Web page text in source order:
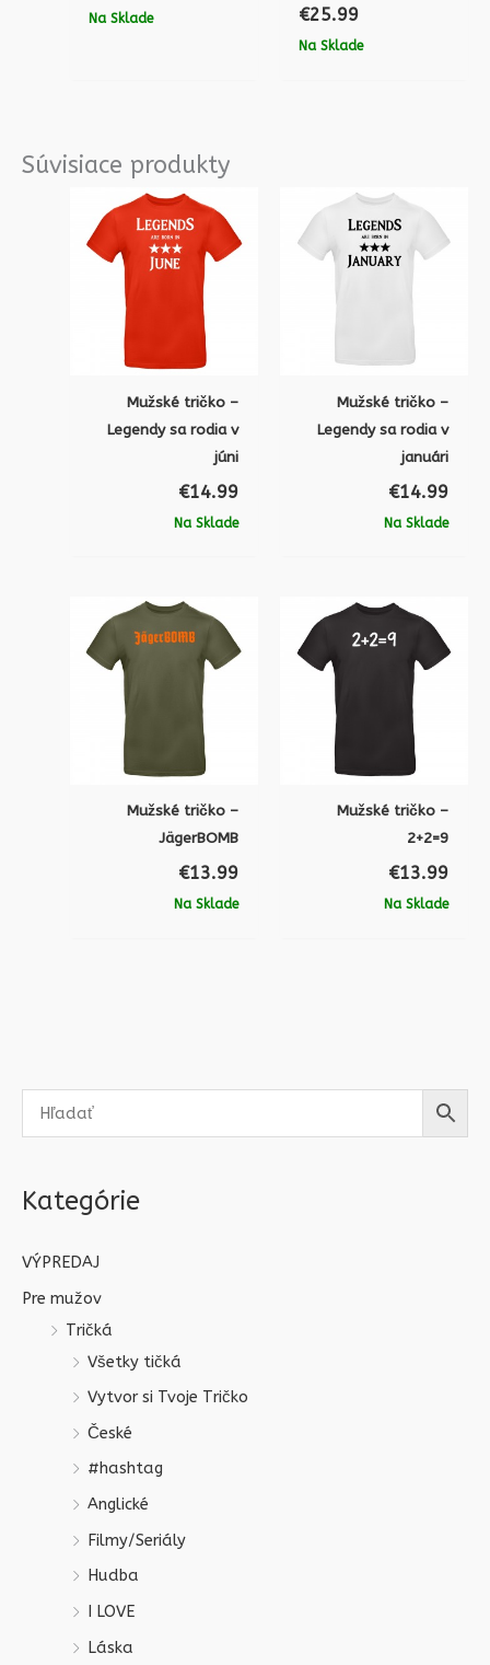
Kategórie
VÝPREDAJ
Pre mužov
Tričká
Všetky tičká
Vytvor si Tvoje Tričko
České
#hashtag
Anglické
Filmy/Seriály
Hudba
I LOVE
Láska
Na Sklade €25.99
Na Sklade
Súvisiace produkty
Mužské tričko –
Legendy sa rodia v
júni
€14.99
Na Sklade
Mužské tričko –
Legendy sa rodia v
januári
€14.99
Na Sklade
Mužské tričko –
JägerBOMB
€13.99
Na Sklade
Mužské tričko –
2+2=9
€13.99
Na Sklade